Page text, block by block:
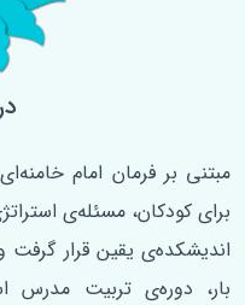
برای کودکان، مسئله‌ی
اندیشکده‌ی یقین قرار گرفت
‌بار، دوره‌ی تربیت مدرس